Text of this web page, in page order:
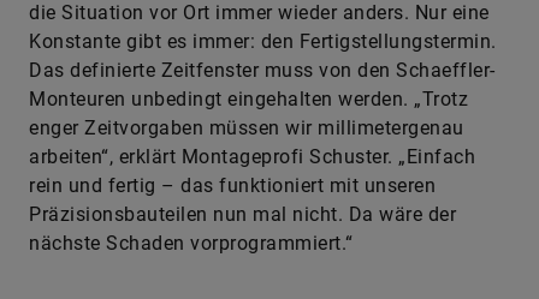
die Situation vor Ort immer wieder anders. Nur eine
Konstante gibt es immer: den Fertigstellungstermin.
Das definierte Zeitfenster muss von den Schaeffler-
Monteuren unbedingt eingehalten werden. „Trotz
enger Zeitvorgaben müssen wir millimetergenau
arbeiten“, erklärt Montageprofi Schuster. „Einfach
rein und fertig – das funktioniert mit unseren
Präzisionsbauteilen nun mal nicht. Da wäre der
nächste Schaden vorprogrammiert.“